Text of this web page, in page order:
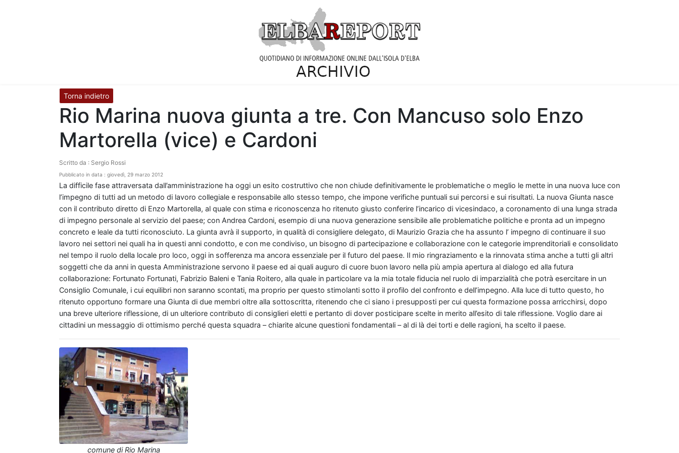
Torna indietro
Rio Marina nuova giunta a tre. Con Mancuso solo Enzo
Martorella (vice) e Cardoni
Scritto da : Sergio Rossi
Pubblicato in data : giovedì, 29 marzo 2012
La difficile fase attraversata dall’amministrazione ha oggi un esito costruttivo che non chiude definitivamente le problematiche o meglio le mette in una nuova luce con
l’impegno di tutti ad un metodo di lavoro collegiale e responsabile allo stesso tempo, che impone verifiche puntuali sui percorsi e sui risultati. La nuova Giunta nasce
con il contributo diretto di Enzo Martorella, al quale con stima e riconoscenza ho ritenuto giusto conferire l’incarico di vicesindaco, a coronamento di una lunga strada
di impegno personale al servizio del paese; con Andrea Cardoni, esempio di una nuova generazione sensibile alle problematiche politiche e pronta ad un impegno
concreto e leale da tutti riconosciuto. La giunta avrà il supporto, in qualità di consigliere delegato, di Maurizio Grazia che ha assunto l’ impegno di continuare il suo
lavoro nei settori nei quali ha in questi anni condotto, e con me condiviso, un bisogno di partecipazione e collaborazione con le categorie imprenditoriali e consolidato
nel tempo il ruolo della locale pro loco, oggi in sofferenza ma ancora essenziale per il futuro del paese. Il mio ringraziamento e la rinnovata stima anche a tutti gli altri
soggetti che da anni in questa Amministrazione servono il paese ed ai quali auguro di cuore buon lavoro nella più ampia apertura al dialogo ed alla futura
collaborazione: Fortunato Fortunati, Fabrizio Baleni e Tania Roitero, alla quale in particolare va la mia totale fiducia nel ruolo di imparzialità che potrà esercitare in un
Consiglio Comunale, i cui equilibri non saranno scontati, ma proprio per questo stimolanti sotto il profilo del confronto e dell’impegno. Alla luce di tutto questo, ho
ritenuto opportuno formare una Giunta di due membri oltre alla sottoscritta, ritenendo che ci siano i presupposti per cui questa formazione possa arricchirsi, dopo
una breve ulteriore riflessione, di un ulteriore contributo di consiglieri eletti e pertanto di dover posticipare scelte in merito all’esito di tale riflessione. Voglio dare ai
cittadini un messaggio di ottimismo perché questa squadra – chiarite alcune questioni fondamentali – al di là dei torti e delle ragioni, ha scelto il paese.
comune di Rio Marina